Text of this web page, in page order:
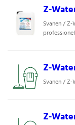
Z-
Svanen /
Z-
Svanen /
Z-